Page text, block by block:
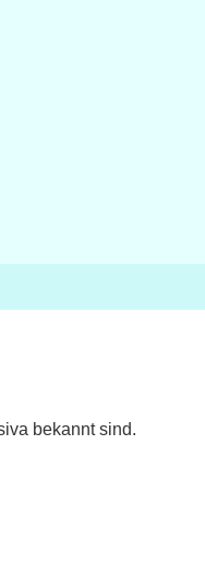
bekannt sind.